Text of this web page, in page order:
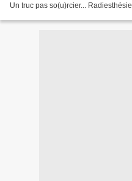
Un truc pas so(u)rcier... Radiesthésie